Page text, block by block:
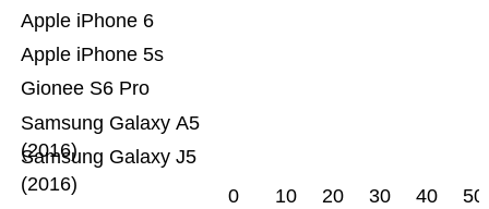
Samsung Galaxy J5
(2016)
Samsung Galaxy A5
(2016)
Gionee S6 Pro
Apple iPhone 5s
Apple iPhone 6
0 10 20 30 40 50